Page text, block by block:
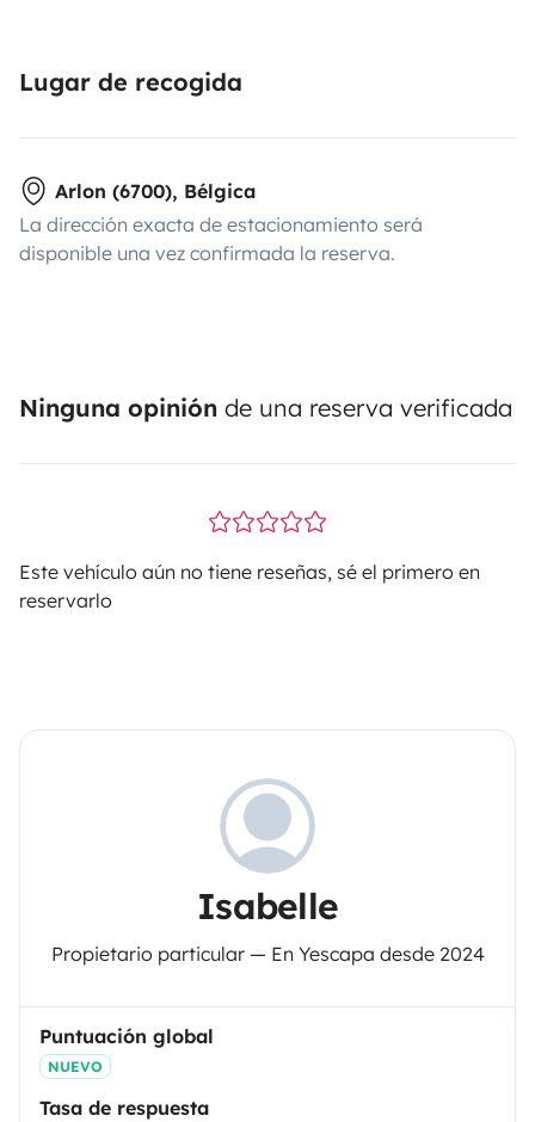
Lugar de recogida
Arlon (6700), Bélgica
La dirección exacta de estacionamiento será
disponible una vez confirmada la reserva.
Ninguna opinión de una reserva verificada
Este vehículo aún no tiene reseñas, sé el primero en
reservarlo
Isabelle
Propietario particular — En Yescapa desde 2024
Puntuación global
NUEVO
Tasa de respuesta